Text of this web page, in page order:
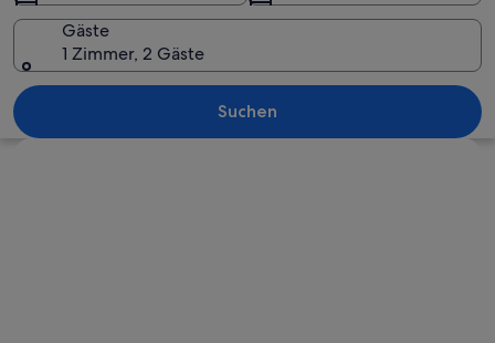
Ein historisches rotes Gebäude mit
Gäste
1 Zimmer, 2 Gäste
Suchen